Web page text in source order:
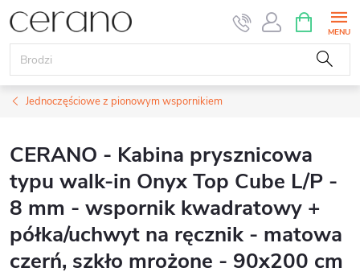
Przejść
do
treści
KOSZYK
Jednoczęściowe z pionowym wspornikiem
CERANO - Kabina prysznicowa
typu walk-in Onyx Top Cube L/P -
8 mm - wspornik kwadratowy +
półka/uchwyt na ręcznik - matowa
czerń, szkło mrożone - 90x200 cm